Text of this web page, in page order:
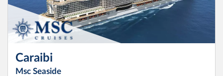
Caraibi
Msc Seaside